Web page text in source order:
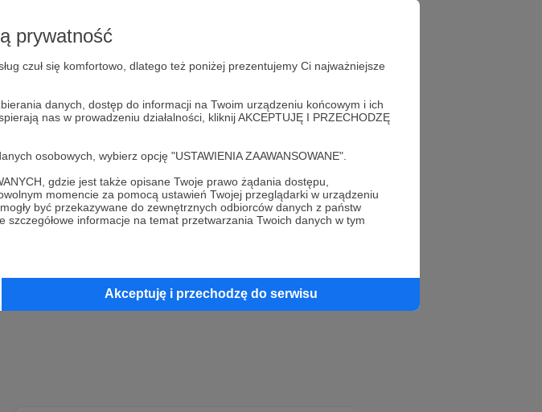
prywatność
czuł się komfortowo, dlatego też poniżej prezentujemy Ci najważniejsze
danych, dostęp do informacji na Twoim urządzeniu końcowym i ich
nas w prowadzeniu działalności, kliknij AKCEPTUJĘ I PRZECHODZĘ
osobowych, wybierz opcję "USTAWIENIA ZAAWANSOWANE".
gdzie jest także opisane Twoje prawo żądania dostępu,
momencie za pomocą ustawień Twojej przeglądarki w urządzeniu
być przekazywane do zewnętrznych odbiorców danych z państw
informacje na temat przetwarzania Twoich danych w tym
Akceptuję i przechodzę do serwisu
Patronów!
Marcin Ogdowskijuż teraz!